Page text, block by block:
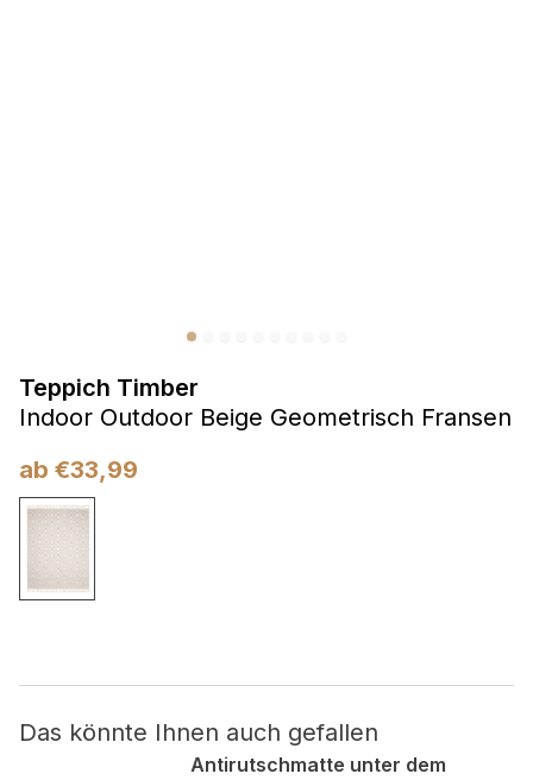
Teppich Timber
Indoor Outdoor Beige Geometrisch Fransen
ab €33,99
Das könnte Ihnen auch gefallen
Antirutschmatte unter dem
Marketing
Marketing-Cookies werden verwendet, um Benutzer über
Websites hinweg zu verfolgen. Das Ziel ist es, Anzeigen
anzuzeigen, die für den einzelnen Benutzer relevant und
ansprechend sind und somit wertvoller für Herausgeber und
Werbetreibende Dritter sind.
Nicht kategorisiert.
wurden.
Alle ablehnen